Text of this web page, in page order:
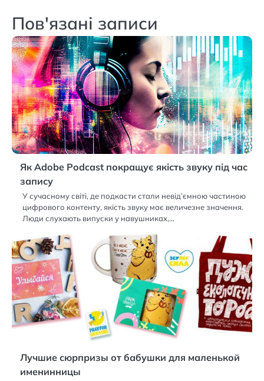
Пов'язані записи
Як Adobe Podcast покращує якість звуку під час
запису
У сучасному світі, де подкасти стали невід’ємною частиною
цифрового контенту, якість звуку має величезне значення.
Люди слухають випуски у навушниках,…
Лучшие сюрпризы от бабушки для маленькой
именинницы